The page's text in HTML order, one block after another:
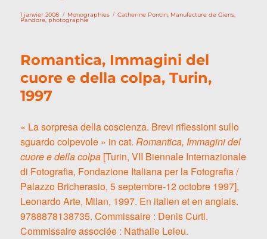
Publié
le
1 janvier 2008 Catégories
Monographies Étiquettes
Catherine Poncin, Manufacture de Giens,
Pandore, photographie
Romantica, Immagini del
cuore e della colpa, Turin,
1997
« La sorpresa della coscienza. Brevi riflessioni sullo
sguardo colpevole » in cat.Romantica, Immagini del
cuore e della colpa [Turin, VII Biennale Internazionale
di Fotografia, Fondazione Italiana per la Fotografia /
Palazzo Bricherasio, 5 septembre-12 octobre 1997],
Leonardo Arte, Milan, 1997. En italien et en anglais.
9788878138735. Commissaire : Denis Curti.
Commissaire associée : Nathalie Leleu.